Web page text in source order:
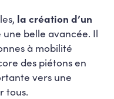
la création d’un
belle avancée. Il
à mobilité
des piétons en
vers une
tous.